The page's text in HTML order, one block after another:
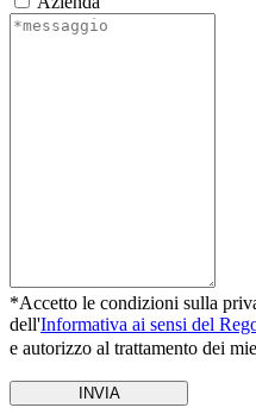
*Accetto le condizioni sulla
dell'Informativa ai sensi del
e autorizzo al trattamento dei